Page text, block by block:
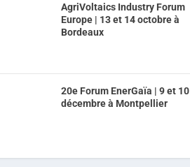
AgriVoltaics Industry Forum
Europe | 13 et 14 octobre à
Bordeaux
20e Forum EnerGaïa | 9 et 10
décembre à Montpellier